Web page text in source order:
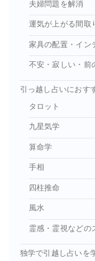
夫婦問題を解消
運気が上がる間
家具の配置・イン
不安・寂しい・前
引っ越し占いにおす
タロット
九星気学
算命学
手相
四柱推命
風水
霊感・霊視などの
独学で引越し占いを